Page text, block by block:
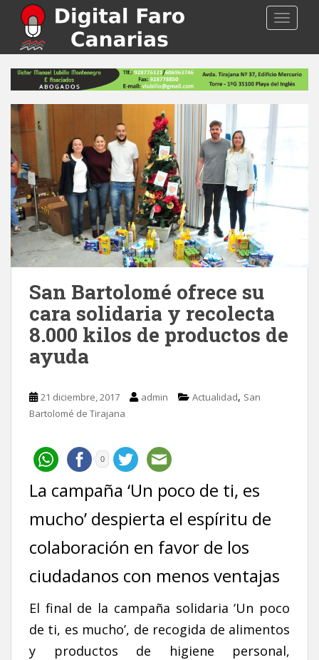
p
San Bartolomé ofrece su
cara solidaria y recolecta
8.000 kilos de productos de
ayuda
21 diciembre, 2017 admin Actualidad, San
Bartolomé de Tirajana
0
La campaña ‘Un poco de ti, es
mucho’ despierta el espíritu de
colaboración en favor de los
ciudadanos con menos ventajas
El final de la campaña solidaria ‘Un poco
de ti, es mucho’, de recogida de alimentos
y productos de higiene personal,